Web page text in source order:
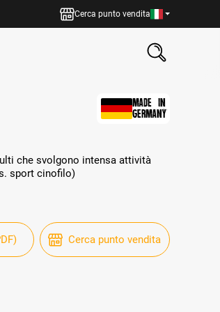
Cerca punto vendita
MADE IN
GERMANY
che svolgono intensa attività
sport cinofilo)
Cerca punto vendita